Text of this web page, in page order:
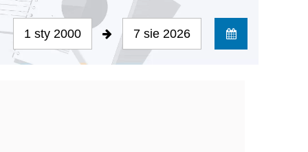
1 sty 2000 7 sie 2026